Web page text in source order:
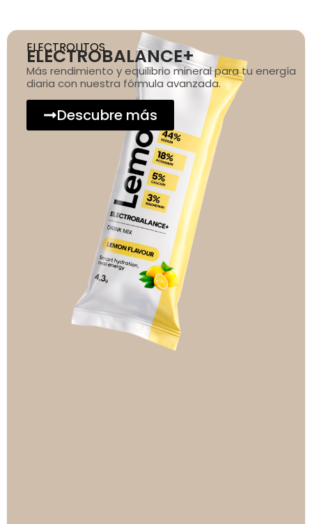
ELECTROLITOS
ELECTROBALANCE+
Más rendimiento y equilibrio mineral para tu energía
diaria con nuestra fórmula avanzada.
Descubre más